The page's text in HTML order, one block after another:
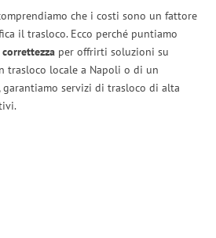
che i costi sono un fattore
il trasloco. Ecco perché puntiamo
per offrirti soluzioni su
trasloco locale a Napoli o di un
servizi di trasloco di alta